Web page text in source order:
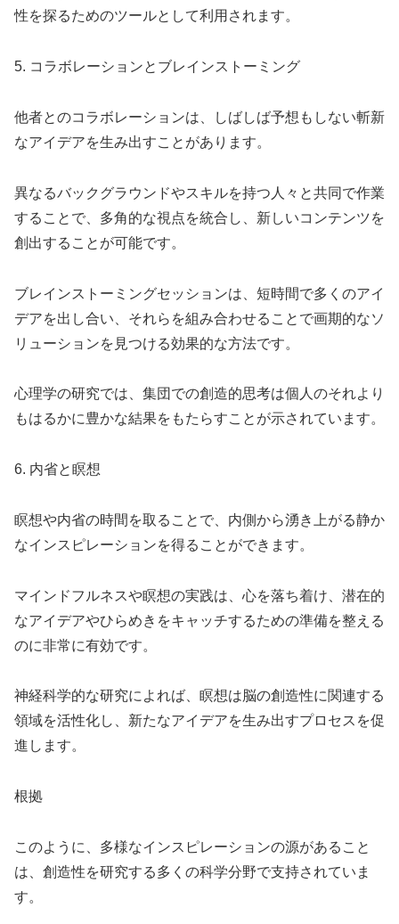
性を探るためのツールとして利用されます。
5. コラボレーションとブレインストーミング
他者とのコラボレーションは、しばしば予想もしない斬新
なアイデアを生み出すことがあります。
異なるバックグラウンドやスキルを持つ人々と共同で作業
することで、多角的な視点を統合し、新しいコンテンツを
創出することが可能です。
ブレインストーミングセッションは、短時間で多くのアイ
デアを出し合い、それらを組み合わせることで画期的なソ
リューションを見つける効果的な方法です。
心理学の研究では、集団での創造的思考は個人のそれより
もはるかに豊かな結果をもたらすことが示されています。
6. 内省と瞑想
瞑想や内省の時間を取ることで、内側から湧き上がる静か
なインスピレーションを得ることができます。
マインドフルネスや瞑想の実践は、心を落ち着け、潜在的
なアイデアやひらめきをキャッチするための準備を整える
のに非常に有効です。
神経科学的な研究によれば、瞑想は脳の創造性に関連する
領域を活性化し、新たなアイデアを生み出すプロセスを促
進します。
根拠
このように、多様なインスピレーションの源があること
は、創造性を研究する多くの科学分野で支持されていま
す。